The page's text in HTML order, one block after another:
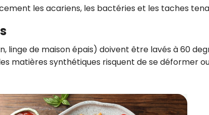
les acariens, les bactéries et les taches
linge de maison épais) doivent être lavés à 60
matières synthétiques risquent de se déformer